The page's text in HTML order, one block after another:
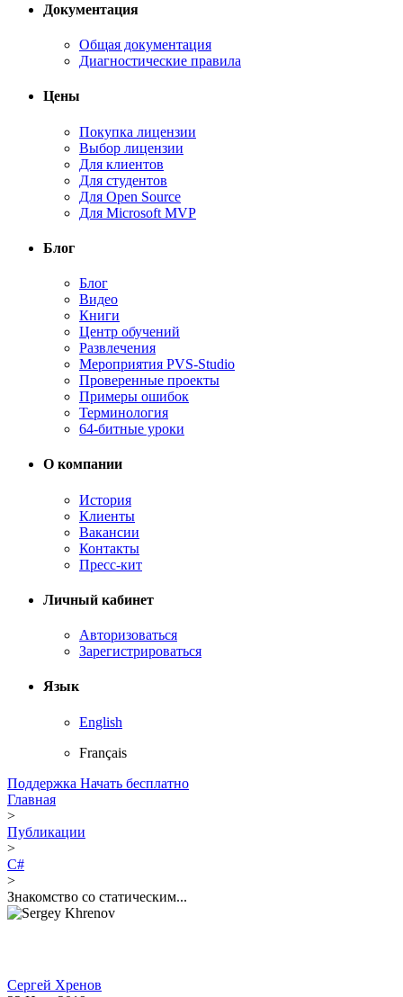
Документация
Общая документация
Диагностические правила
Цены
Покупка лицензии
Выбор лицензии
Для клиентов
Для студентов
Для Open Source
Для Microsoft MVP
Блог
Блог
Видео
Книги
Центр обучений
Развлечения
Мероприятия PVS-Studio
Проверенные проекты
Примеры ошибок
Терминология
64-битные уроки
О компании
История
Клиенты
Вакансии
Контакты
Пресс-кит
Личный кабинет
Авторизоваться
Зарегистрироваться
Язык
English
Français
Поддержка Начать бесплатно
Главная
>
Публикации
>
C#
>
Знакомство со статическим...
Сергей Хренов